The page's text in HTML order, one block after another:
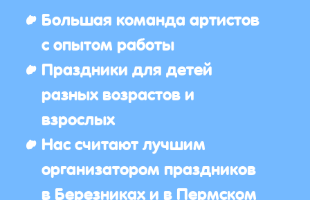
Большая команда артистов
с опытом работы
Праздники для детей
разных возрастов и
взрослых
Нас считают лучшим
организатором праздников
в Березниках и в Пермском